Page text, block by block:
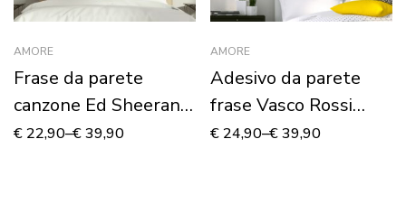
AMORE
Frase da parete
canzone Ed Sheeran
“THINKING OUT
€ 22,90–€39,90
AMORE
Adesivo da parete
frase Vasco Rossi
“ACCIDENTI COME
€ 24,90–€39,90